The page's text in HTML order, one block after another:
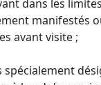
dans les
manifestés
avant visite ;
spécialement